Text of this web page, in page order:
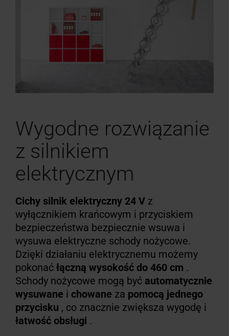
Wygodne rozwiązanie
z silnikiem
elektrycznym
Cichy silnik elektryczny 24 V z
wyłącznikiem krańcowym i przyciskiem
bezpieczeństwa bezpiecznie wsuwa i
wysuwa elektryczne schody nożycowe.
Dzięki działaniu elektrycznemu możemy
pokonać łączną wysokość do 460 cm .
Schody nożycowe mogą być automatycznie
wysuwane i chowane za pomocą jednego
przycisku , co znacznie zwiększa wygodę i
łatwość obsługi .